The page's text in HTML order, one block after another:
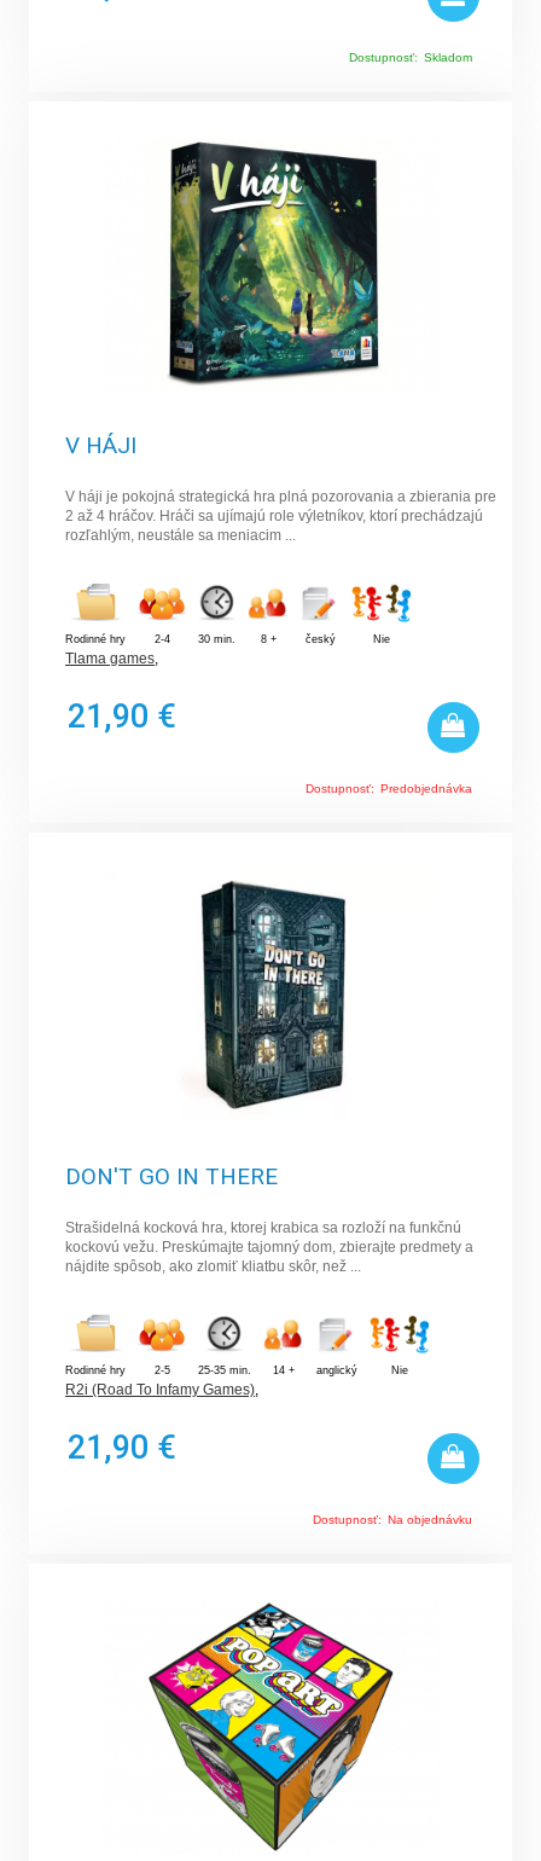
Dostupnosť: Skladom
V HÁJI
V háji je pokojná strategická hra plná pozorovania a zbierania pre
2 až 4 hráčov. Hráči sa ujímajú role výletníkov, ktorí prechádzajú
rozľahlým, neustále sa meniacim ...
Rodinné hry 2-4 30 min. 8 + český Nie
Tlama games
21,90 €
Dostupnosť: Predobjednávka
DON'T GO IN THERE
Strašidelná kocková hra, ktorej krabica sa rozloží na funkčnú
kockovú vežu. Preskúmajte tajomný dom, zbierajte predmety a
nájdite spôsob, ako zlomiť kliatbu skôr, než ...
Rodinné hry 2-5 25-35 min. 14 + anglický Nie
R2i (Road To Infamy Games),
21,90 €
Dostupnosť: Na objednávku